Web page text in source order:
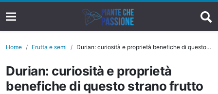
Home Frutta e semi Durian: curiosità e proprietà benefiche di questo strano frutto
Durian: curiosità e proprietà
benefiche di questo strano frutto